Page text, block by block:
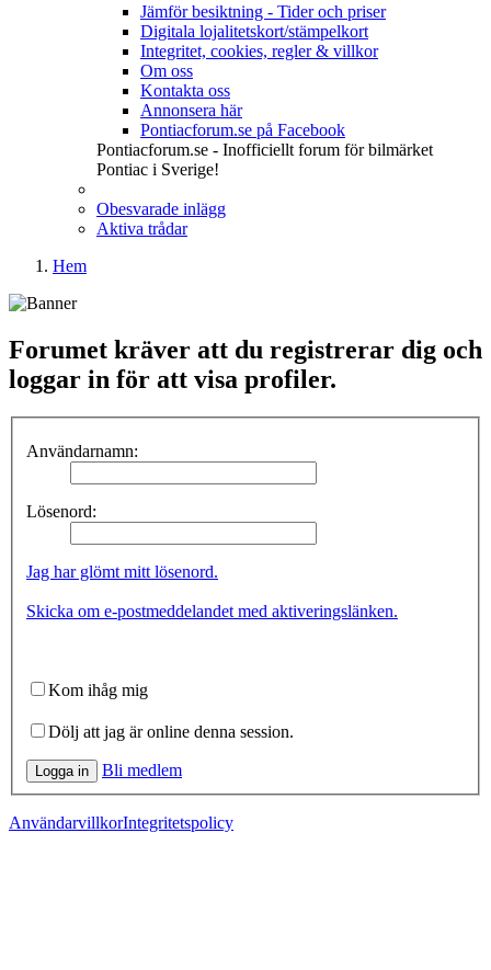
Jämför besiktning - Tider och priser
Digitala lojalitetskort/stämpelkort
Integritet, cookies, regler & villkor
Om oss
Kontakta oss
Annonsera här
Pontiacforum.se på Facebook
Pontiacforum.se - Inofficiellt forum för bilmärket
Pontiac i Sverige!
Obesvarade inlägg
Aktiva trådar
Hem
Forumet kräver att du registrerar dig och
loggar in för att visa profiler.
Användarnamn:
Lösenord:
Jag har glömt mitt lösenord.
Skicka om e-postmeddelandet med aktiveringslänken.
Kom ihåg mig
Dölj att jag är online denna session.
Logga in Bli medlem
AnvändarvillkorIntegritetspolicy